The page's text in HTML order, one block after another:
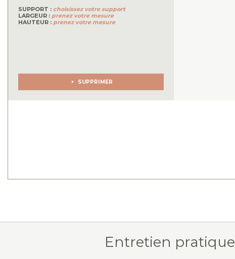
SUPPORT : choisissez votre support
LARGEUR : prenez votre mesure
HAUTEUR : prenez votre mesure
SUPPRIMER
Entretien pratique